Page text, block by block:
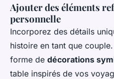
Ajouter des éléments
personnelle
Incorporez des détails
histoire en tant que
forme de décorations
table inspirés de vos